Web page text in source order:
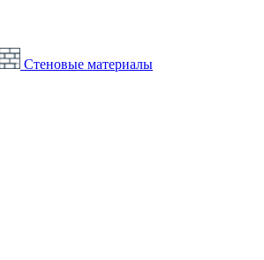
Стеновые материалы